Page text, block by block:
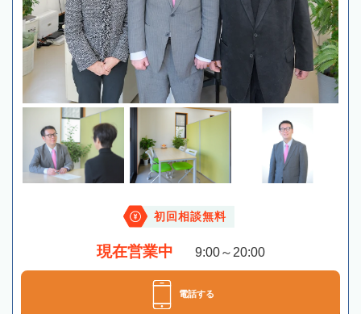
初回相談無料
現在営業中 9:00～20:00
電話する